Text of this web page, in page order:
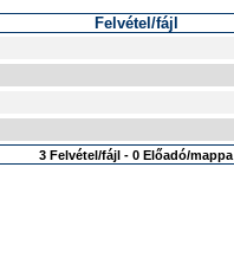
Felvétel/fájl
3 Felvétel/fájl - 0 Előadó/mappa